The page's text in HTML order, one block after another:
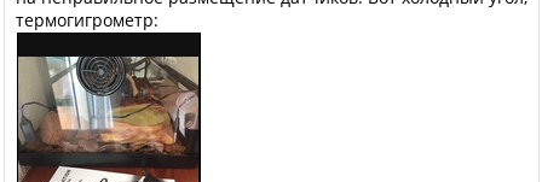
термогигрометр: